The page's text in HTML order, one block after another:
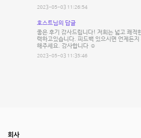
2023-05-03 11:26:54
호스트님의 답글
좋은 후기 감사드립니다! 저희는 넓고 쾌적
력하고있습니다. 피드백 있으시면 언제든
해주세요. 감사합니다 ☺️
2023-05-03 11:35:46
회사